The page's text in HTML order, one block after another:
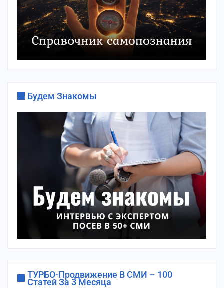
Будем Знакомы
ТУРБО-Продвижение В СМИ – 100
Статей За 3 Месяца